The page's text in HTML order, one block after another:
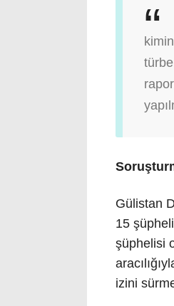
Gülistan
15
şüphelisi
izini